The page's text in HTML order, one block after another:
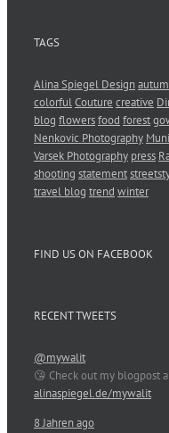
TAGS
Alina Spiegel Design
colorfulCouture creative
blog flowersfood forest
Nenkovic Photography
Varsek Photography press
shooting statement
travel blog trend winter
FIND US ON FACEBOOK
RECENT TWEETS
@mywalit
😘 Check out my blogpost
alinaspiegel.de/mywalit
8 Jahren ago